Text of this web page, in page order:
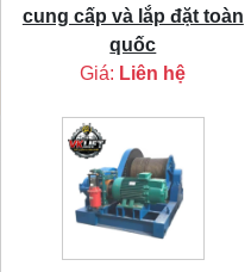
cung cấp và lắp đặt toàn
quốc
Giá: Liên hệ